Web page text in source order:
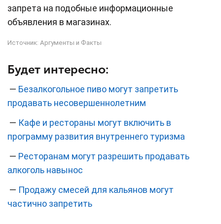
запрета на подобные информационные
объявления в магазинах.
Источник: Аргументы и Факты
Будет интересно:
— Безалкогольное пиво могут запретить
продавать несовершеннолетним
— Кафе и рестораны могут включить в
программу развития внутреннего туризма
— Ресторанам могут разрешить продавать
алкоголь навынос
— Продажу смесей для кальянов могут
частично запретить